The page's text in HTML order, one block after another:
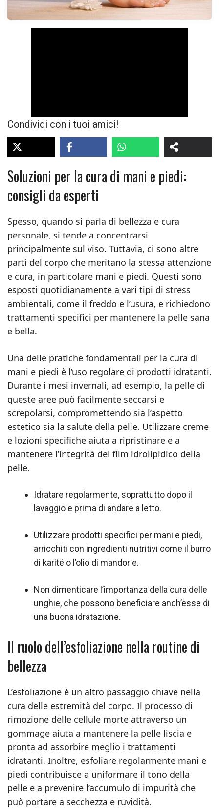
Condividi con i tuoi amici!
Soluzioni per la cura di mani e piedi:
consigli da esperti
Spesso, quando si parla di bellezza e cura
personale, si tende a concentrarsi
principalmente sul viso. Tuttavia, ci sono altre
parti del corpo che meritano la stessa attenzione
e cura, in particolare mani e piedi. Questi sono
esposti quotidianamente a vari tipi di stress
ambientali, come il freddo e l’usura, e richiedono
trattamenti specifici per mantenere la pelle sana
e bella.
Una delle pratiche fondamentali per la cura di
mani e piedi è l’uso regolare di prodotti idratanti.
Durante i mesi invernali, ad esempio, la pelle di
queste aree può facilmente seccarsi e
screpolarsi, compromettendo sia l’aspetto
estetico sia la salute della pelle. Utilizzare creme
e lozioni specifiche aiuta a ripristinare e a
mantenere l’integrità del film idrolipidico della
pelle.
Idratare regolarmente, soprattutto dopo il
lavaggio e prima di andare a letto.
Utilizzare prodotti specifici per mani e piedi,
arricchiti con ingredienti nutritivi come il burro
di karité o l’olio di mandorle.
Non dimenticare l’importanza della cura delle
unghie, che possono beneficiare anch’esse di
una buona idratazione.
Il ruolo dell’esfoliazione nella routine di
bellezza
L’esfoliazione è un altro passaggio chiave nella
cura delle estremità del corpo. Il processo di
rimozione delle cellule morte attraverso un
gommage aiuta a mantenere la pelle liscia e
pronta ad assorbire meglio i trattamenti
idratanti. Inoltre, esfoliare regolarmente mani e
piedi contribuisce a uniformare il tono della
pelle e a prevenire l’accumulo di impurità che
può portare a secchezza e ruvidità.